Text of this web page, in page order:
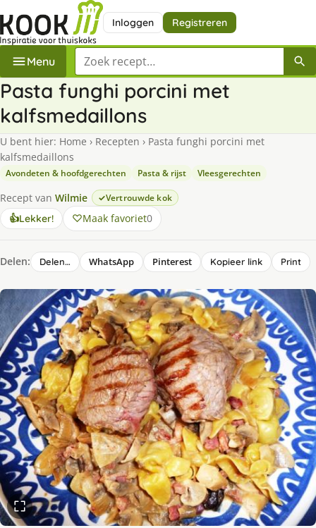
Inloggen Registreren
Menu Zoek een recept
Pasta funghi porcini met
kalfsmedaillons
U bent hier: Home › Recepten › Pasta funghi porcini met
kalfsmedaillons
Avondeten & hoofdgerechten Pasta & rijst Vleesgerechten
Recept van Wilmie Vertrouwde kok
👍Lekker! Maak favoriet0
Delen: Delen… WhatsApp Pinterest Kopieer link Print